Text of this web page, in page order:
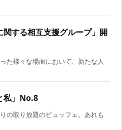
関する相互支援グループ」開
た様々な場面において、新たな人
私」No.8
の取り放題のビュッフェ。あれも